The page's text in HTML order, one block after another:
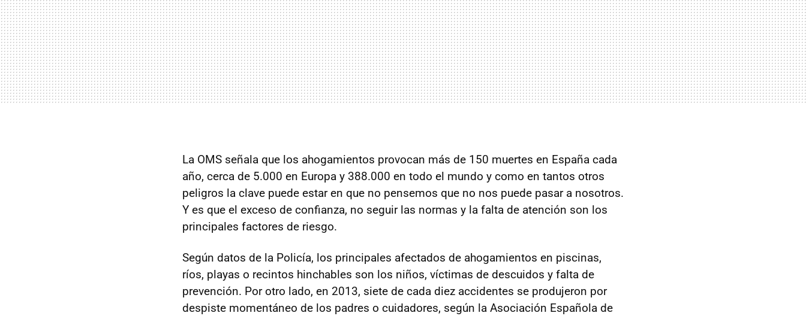
La OMS señala que los ahogamientos provocan más de 150 muertes en España cada
año, cerca de 5.000 en Europa y 388.000 en todo el mundo y como en tantos otros
peligros la clave puede estar en que no pensemos que no nos puede pasar a nosotros.
Y es que el exceso de confianza, no seguir las normas y la falta de atención son los
principales factores de riesgo.
Según datos de la Policía, los principales afectados de ahogamientos en piscinas,
ríos, playas o recintos hinchables son los niños, víctimas de descuidos y falta de
prevención. Por otro lado, en 2013, siete de cada diez accidentes se produjeron por
despiste momentáneo de los padres o cuidadores, según la Asociación Española de